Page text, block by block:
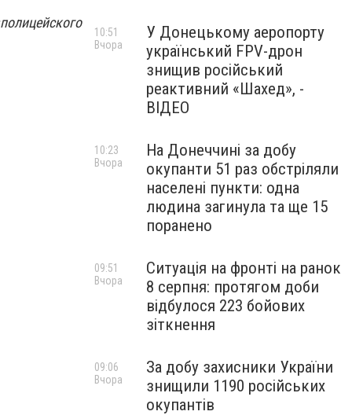
У Донецькому аеропорту
український FPV-дрон
знищив російський
реактивний «Шахед», -
ВІДЕО
10:51
Вчора
На Донеччині за добу
окупанти 51 раз обстріляли
населені пункти: одна
людина загинула та ще 15
поранено
10:23
Вчора
Ситуація на фронті на ранок
8 серпня: протягом доби
відбулося 223 бойових
зіткнення
09:51
Вчора
За добу захисники України
знищили 1190 російських
окупантів
09:06
Вчора